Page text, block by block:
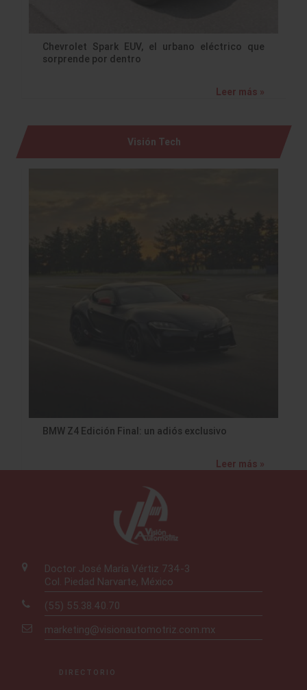
Chevrolet Spark EUV, el urbano eléctrico que
sorprende por dentro
Leer más »
Visión Tech
BMW Z4 Edición Final: un adiós exclusivo
Leer más »
Doctor José María Vértiz 734-3
Col. Piedad Narvarte, México
(55) 55.38.40.70
marketing@visionautomotriz.com.mx
DIRECTORIO